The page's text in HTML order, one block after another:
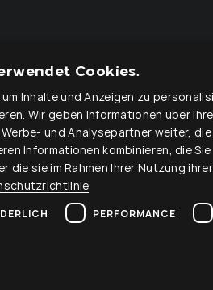
Cookies.
Inhalte und Anzeigen zu
Wir geben Informationen über
und Analysepartner weiter,
Informationen kombinieren, die
die sie im Rahmen Ihrer Nutzung
PERFORMANCE